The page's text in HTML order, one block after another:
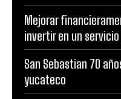
Mejorar
invertir en un
San Sebastian 70
yucateco